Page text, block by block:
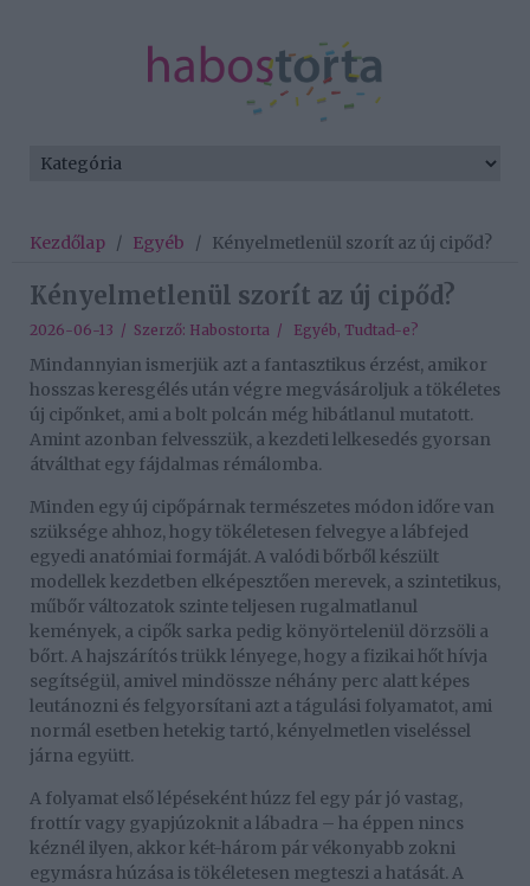
Kezdőlap / Egyéb / Kényelmetlenül szorít az új cipőd?
Kényelmetlenül szorít az új cipőd?
2026-06-13 / Szerző: Habostorta / Egyéb, Tudtad-e?
Mindannyian ismerjük azt a fantasztikus érzést, amikor
hosszas keresgélés után végre megvásároljuk a tökéletes
új cipőnket, ami a bolt polcán még hibátlanul mutatott.
Amint azonban felvesszük, a kezdeti lelkesedés gyorsan
átválthat egy fájdalmas rémálomba.
Minden egy új cipőpárnak természetes módon időre van
szüksége ahhoz, hogy tökéletesen felvegye a lábfejed
egyedi anatómiai formáját. A valódi bőrből készült
modellek kezdetben elképesztően merevek, a szintetikus,
műbőr változatok szinte teljesen rugalmatlanul
kemények, a cipők sarka pedig könyörtelenül dörzsöli a
bőrt. A hajszárítós trükk lényege, hogy a fizikai hőt hívja
segítségül, amivel mindössze néhány perc alatt képes
leutánozni és felgyorsítani azt a tágulási folyamatot, ami
normál esetben hetekig tartó, kényelmetlen viseléssel
járna együtt.
A folyamat első lépéseként húzz fel egy pár jó vastag,
frottír vagy gyapjúzoknit a lábadra – ha éppen nincs
kéznél ilyen, akkor két-három pár vékonyabb zokni
egymásra húzása is tökéletesen megteszi a hatását. A